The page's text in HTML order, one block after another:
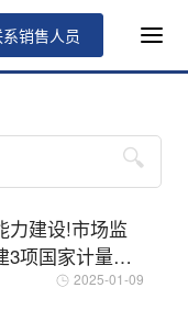
销售人员
力建设!市场监
3项国家计量基
2025-01-09